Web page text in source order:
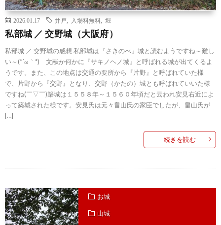
2026.01.17 井戸 入場料無料 堀
私部城 ／ 交野城（大阪府）
私部城 ／ 交野城の感想 私部城は『さきのべ』城と読むようですね～難し
い～(*´ω｀*) 文献か何かに『サキノヘノ城』と呼ばれる城が出てくるよ
うです。また、この地点は交通の要所から『片野』と呼ばれていた様
で、片野から『交野』となり、交野（かたの）城とも呼ばれていいた様
ですね(￣▽￣)築城は１５５８年～１５６０年頃だと云われ安見右近によ
って築城された様です。安見氏は元々畠山氏の家臣でしたが、畠山氏が
[…]
続きを読む
お城
山城